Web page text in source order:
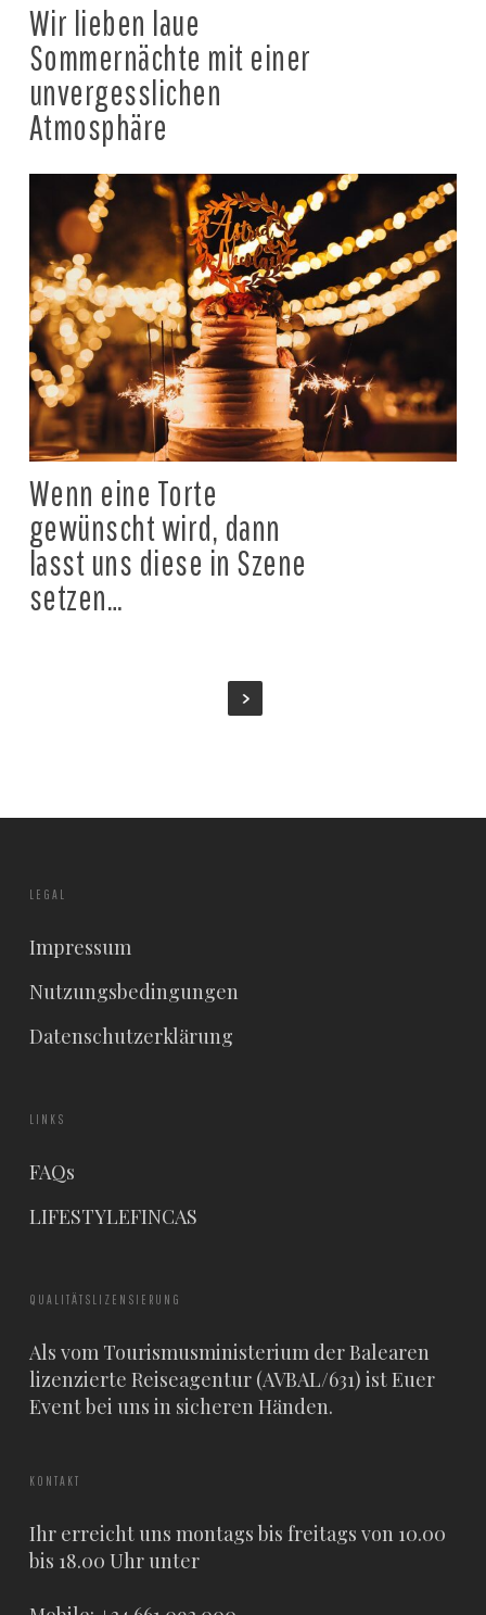
Wir lieben laue
Sommernächte mit einer
unvergesslichen
Atmosphäre
Wenn eine Torte
gewünscht wird, dann
lasst uns diese in Szene
setzen…
LEGAL
Impressum
Nutzungsbedingungen
Datenschutzerklärung
LINKS
FAQs
LIFESTYLEFINCAS
QUALITÄTSLIZENSIERUNG
Als vom Tourismusministerium der Balearen
lizenzierte Reiseagentur (AVBAL/631) ist Euer
Event bei uns in sicheren Händen.
KONTAKT
Ihr erreicht uns montags bis freitags von 10.00
bis 18.00 Uhr unter